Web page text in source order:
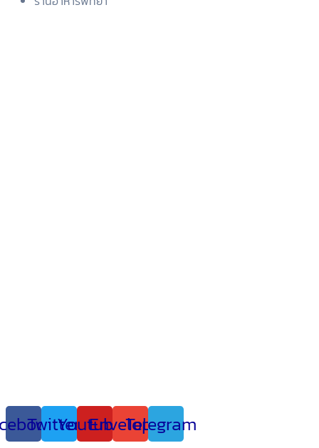
TwitterYoutubeEnvelopeTelegram